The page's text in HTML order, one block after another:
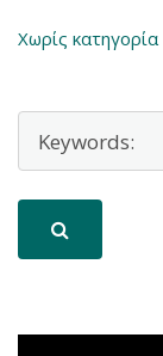
Χωρίς κατηγορία